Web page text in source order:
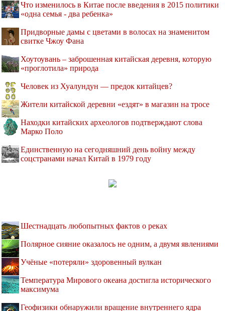
Что изменилось в Китае после введения в 2015 политики
«одна семья - два ребенка»
Придворные дамы с цветами в волосах на знаменитом
свитке Чжоу Фана
Хоутоувань – заброшенная китайская деревня, которую
«проглотила» природа
Человек из Хуалундун — предок китайцев?
Жители китайской деревни «ездят» в магазин на тросе
Находки китайских археологов подтверждают слова
Марко Поло
Единственную на сегодняшний день войну между
соцстранами начал Китай в 1979 году
Шестнадцать любопытных фактов о реках
Полярное сияние оказалось не одним, а двумя явлениями
Учёные «потеряли» здоровенный вулкан
Температура Мирового океана достигла исторического
максимума
Геофизики обнаружили вращение внутреннего ядра